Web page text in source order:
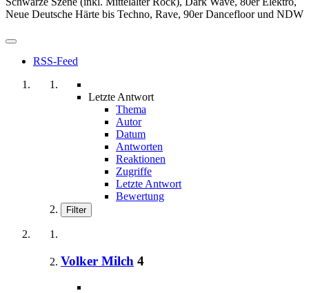
Neue Deutsche Härte bis Techno, Rave, 90er Dancefloor und NDW
RSS-Feed
Letzte Antwort
Thema
Autor
Datum
Antworten
Reaktionen
Zugriffe
Letzte Antwort
Bewertung
Filter
Volker Milch 4